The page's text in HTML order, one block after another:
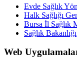
Evde Sağlık
Halk Sağlığı
Bursa İl Sağlık
Sağlık Bakanlığı
Web